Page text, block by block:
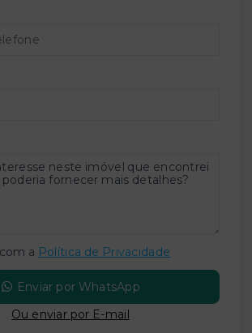
a Política de Privacidade
Enviar por WhatsApp
Ou enviar por E-mail